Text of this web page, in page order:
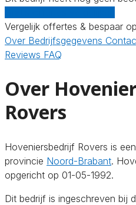
Vergelijk offertes & bespaar
Over Bedrijfsgegevens
Reviews FAQ
Over
Rovers
Hoveniersbedrijf Rovers is een
provincie Noord-Brabant.
opgericht op 01-05-1992.
Dit bedrijf is ingeschreven bij